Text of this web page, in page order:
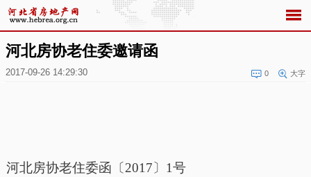
河北房协老住委邀请函
2017-09-26 14:29:30 0 大字
河北房协老住委函〔 2017〕1号